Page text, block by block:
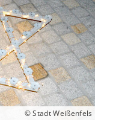
© Stadt Weißenfels